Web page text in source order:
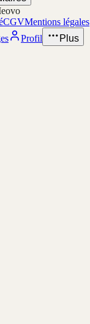
CGVMentions légales
Profil Plus